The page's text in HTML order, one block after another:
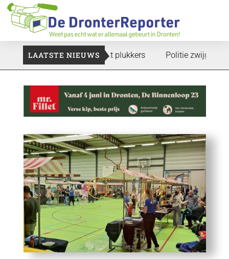
LAATSTE NIEUWS
gaan: Voedselbank zoekt plukkers Politie zwijgt nog